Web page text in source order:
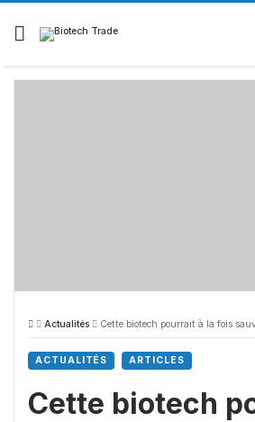
Skip
content
Actualités Cette biotech pourrait à la fois sauver des
ACTUALITÉS ARTICLES
Cette biotech